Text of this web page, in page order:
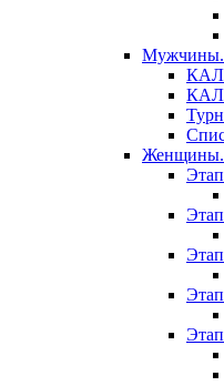
Мужчины.
Женщины.